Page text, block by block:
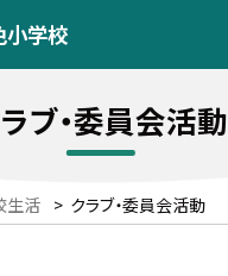
小学校
ブ・委員会活動
生活 > クラブ・委員会活動